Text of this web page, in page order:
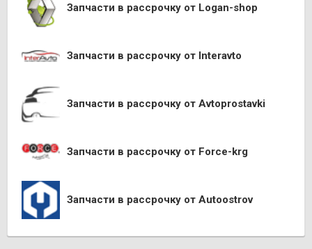
Запчасти в рассрочку от Logan-shop
Запчасти в рассрочку от Interavto
Запчасти в рассрочку от Avtoprostavki
Запчасти в рассрочку от Force-krg
Запчасти в рассрочку от Autoostrov